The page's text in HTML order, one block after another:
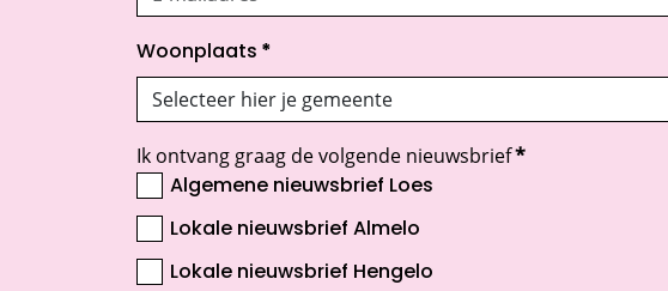
Woonplaats *
Ik ontvang graag de volgende nieuwsbrief*
Algemene nieuwsbrief Loes
Lokale nieuwsbrief Almelo
Lokale nieuwsbrief Hengelo